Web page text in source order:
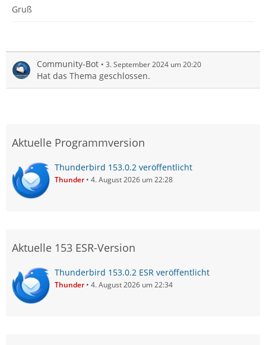
Gruß
Community-Bot 3. September 2024 um 20:20
Hat das Thema geschlossen.
Aktuelle Programmversion
Thunderbird 153.0.2 veröffentlicht
Thunder 4. August 2026 um 22:28
Aktuelle 153 ESR-Version
Thunderbird 153.0.2 ESR veröffentlicht
Thunder 4. August 2026 um 22:34